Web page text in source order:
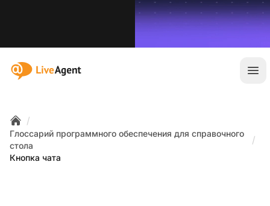
:site.title
Home
/
Глоссарий программного обеспечения для справочного
стола
/
Кнопка чата